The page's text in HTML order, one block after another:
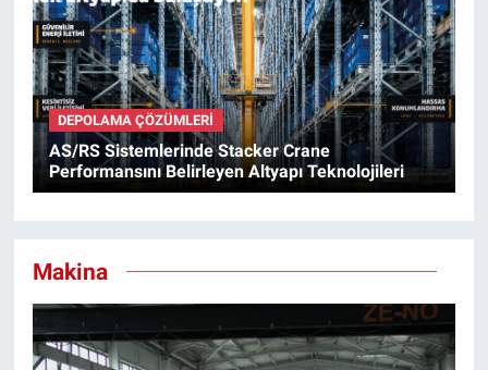
DEPOLAMA ÇÖZÜMLERI
AS/RS Sistemlerinde Stacker Crane
Performansını Belirleyen Altyapı Teknolojileri
Makina